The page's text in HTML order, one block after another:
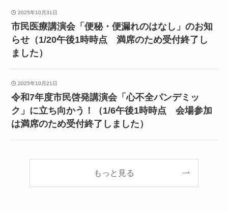
2025年10月31日
市民医療講演会「便秘・便漏れのはなし」のお知
らせ（1/20午後1時時点 満席のため受付終了し
ました）
2025年10月21日
令和7年度市民啓発講演会「心不全パンデミッ
ク」に立ち向かう！（1/6午後1時時点 会場参加
は満席のため受付終了しました）
もっと見る